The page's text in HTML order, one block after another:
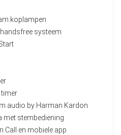
koplampen
systeem
timer
audio by Harman Kardon
met stembediening
Call en mobiele app